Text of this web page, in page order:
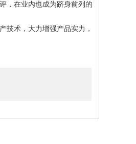
，在业内也成为跻身前列的
术，大力增强产品实力，